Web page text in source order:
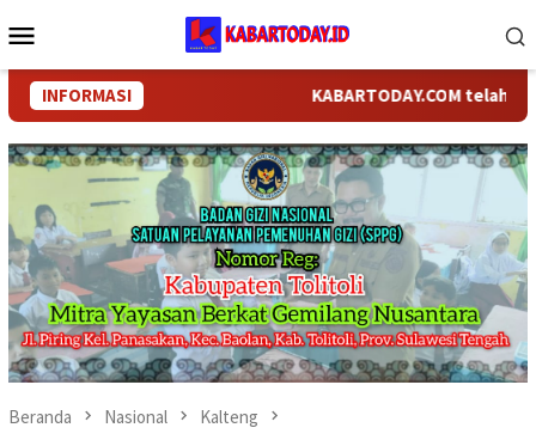
ke
Mobile
INFORMASI KABARTODAY.COM telah
Beranda Nasional Kalteng